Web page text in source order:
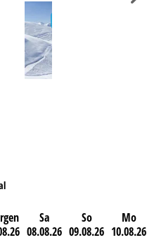
Sa
08.08.26
So
09.08.26
Mo
10.08.26